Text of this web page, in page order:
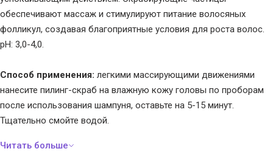
обеспечивают массаж и стимулируют питание волосяных
фолликул, создавая благоприятные условия для роста волос.
pH: 3,0-4,0.
Способ применения: легкими массирующими движениями
нанесите пилинг-скраб на влажную кожу головы по проборам
после использования шампуня, оставьте на 5-15 минут.
Тщательно смойте водой.
Состав:Aqua, Lactic Acid, Glycolic Acid, Citric Acid, Malic Acid,